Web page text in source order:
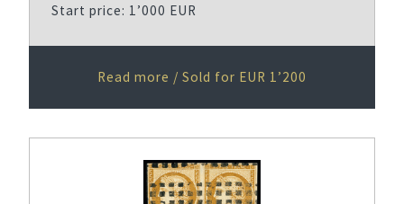
Start price: 1’000 EUR
Read more / Sold for EUR 1’200